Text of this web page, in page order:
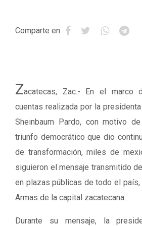
Comparte en
Zacatecas, Zac.- En el marco
cuentas realizada por la
Sheinbaum Pardo, con motivo
triunfo democrático que dio
de transformación, miles de
siguieron el mensaje transmitido
en plazas públicas de todo el
Armas de la capital zacatecana.
Durante su mensaje, la